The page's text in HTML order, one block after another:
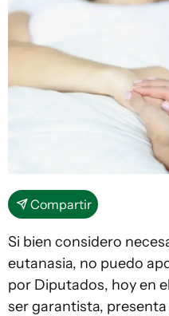
Compartir
Si bien considero
eutanasia, no puedo
por Diputados, hoy en
ser garantista,